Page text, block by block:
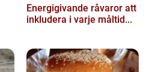
Energigivande råvaror att
inkludera i varje måltid...